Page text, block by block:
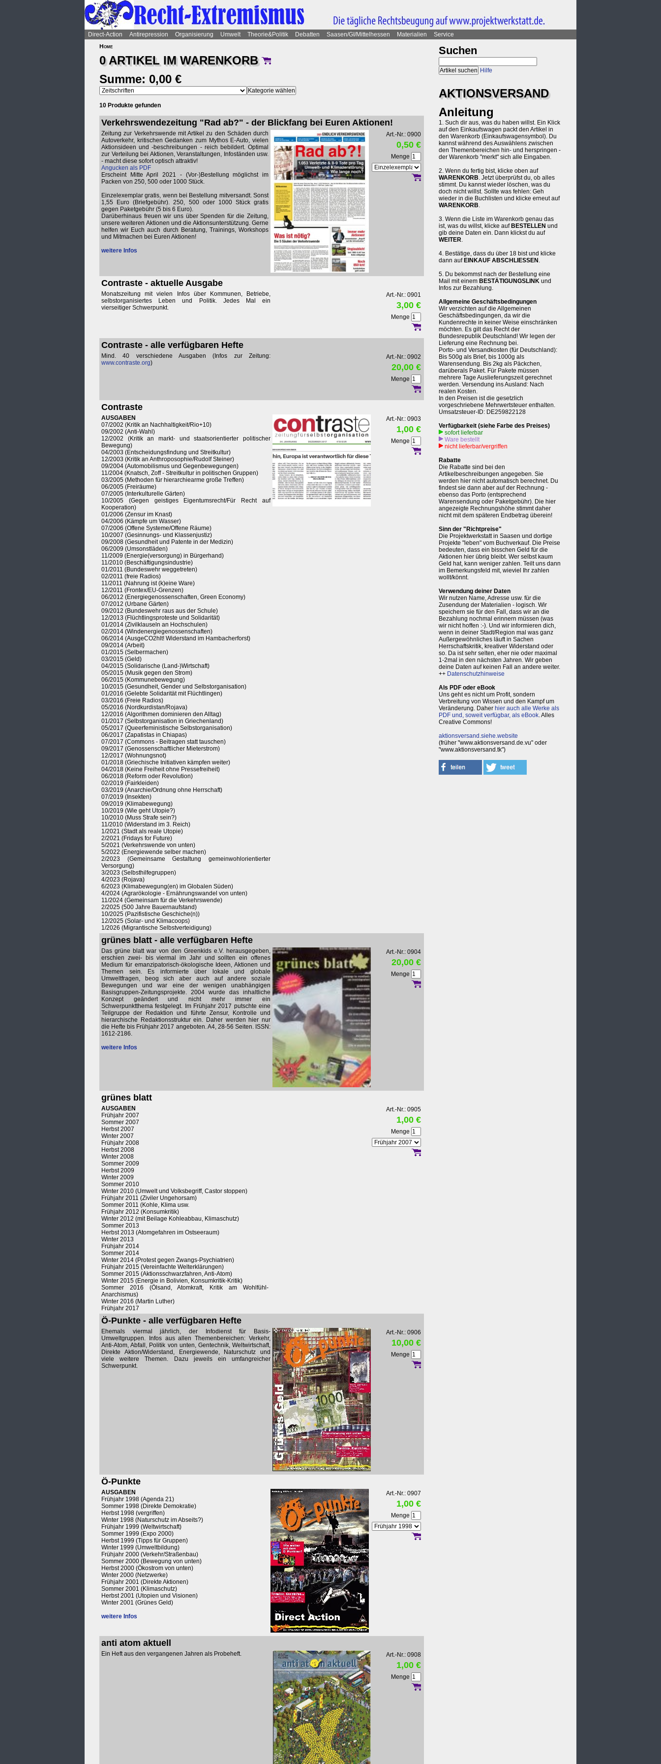
Direct-Action Antirepression Organisierung Umwelt Theorie&Politik Debatten Saasen/GI/Mittelhessen Materialien
Service
Home
0 ARTIKEL IMWARENKORB
Summe: 0,00 €
10 Produkte gefunden
Verkehrswendezeitung "Rad ab?" - der Blickfang bei Euren Aktionen!
Zeitung zur Verkehrswende mit Artikel zu den Schäden durch
Autoverkehr, kritischen Gedanken zum Mythos E-Auto, vielen
Aktionsideen und -beschreibungen - reich bebildert. Optimal
zur Verteilung bei Aktionen, Veranstaltungen, Infoständen usw.
- macht diese sofort optisch attraktiv!
Angucken als PDF
Erscheint Mitte April 2021 - (Vor-)Bestellung möglichst im
Packen von 250, 500 oder 1000 Stück.
Einzelexemplar gratis, wenn bei Bestellung mitversandt. Sonst
1,55 Euro (Briefgebühr). 250, 500 oder 1000 Stück gratis
gegen Paketgebühr (5 bis 6 Euro).
Darüberhinaus freuen wir uns über Spenden für die Zeitung,
unsere weiteren Aktionen und die Aktionsunterstützung. Gerne
helfen wir Euch auch durch Beratung, Trainings, Workshops
und Mitmachen bei Euren Aktionen!
weitere Infos
Art.-Nr.: 0900
0,50 €
Menge
Contraste - aktuelle Ausgabe
Monatszeitung mit vielen Infos über Kommunen, Betriebe,
selbstorganisiertes Leben und Politik. Jedes Mal ein
vierseitiger Schwerpunkt.
Art.-Nr.: 0901
3,00 €
Menge
Contraste - alle verfügbaren Hefte
Mind. 40 verschiedene Ausgaben (Infos zur Zeitung:
www.contraste.org)
Art.-Nr.: 0902
20,00 €
Menge
Contraste
AUSGABEN
07/2002 (Kritik an Nachhaltigkeit/Rio+10)
09/2002 (Anti-Wahl)
12/2002 (Kritik an markt- und staatsorientierter politischer
Bewegung)
04/2003 (Entscheidungsfindung und Streitkultur)
12/2003 (Kritik an Anthroposophie/Rudolf Steiner)
09/2004 (Automobilismus und Gegenbewegungen)
11/2004 (Knatsch, Zoff - Streitkultur in politischen Gruppen)
03/2005 (Methoden für hierarchiearme große Treffen)
06/2005 (Freiräume)
07/2005 (Interkulturelle Gärten)
10/2005 (Gegen geistiges Eigentumsrecht/Für Recht auf
Kooperation)
01/2006 (Zensur im Knast)
04/2006 (Kämpfe um Wasser)
07/2006 (Offene Systeme/Offene Räume)
10/2007 (Gesinnungs- und Klassenjustiz)
09/2008 (Gesundheit und Patente in der Medizin)
06/2009 (Umsonstläden)
11/2009 (Energie(versorgung) in Bürgerhand)
11/2010 (Beschäftigungsindustrie)
01/2011 (Bundeswehr weggetreten)
02/2011 (freie Radios)
11/2011 (Nahrung ist (k)eine Ware)
12/2011 (Frontex/EU-Grenzen)
06/2012 (Energiegenossenschaften, Green Economy)
07/2012 (Urbane Gärten)
09/2012 (Bundeswehr raus aus der Schule)
12/2013 (Flüchtlingsproteste und Solidarität)
01/2014 (Zivilklauseln an Hochschulen)
02/2014 (Windenergiegenossenschaften)
06/2014 (AusgeCO2hlt! Widerstand im Hambacherforst)
09/2014 (Arbeit)
01/2015 (Selbermachen)
03/2015 (Geld)
04/2015 (Solidarische (Land-)Wirtschaft)
05/2015 (Musik gegen den Strom)
06/2015 (Kommunebewegung)
10/2015 (Gesundheit, Gender und Selbstorganisation)
01/2016 (Gelebte Solidarität mit Flüchtlingen)
03/2016 (Freie Radios)
05/2016 (Nordkurdistan/Rojava)
12/2016 (Algorithmen dominieren den Alltag)
01/2017 (Selbstorganisation in Griechenland)
05/2017 (Queerfeministische Selbstorganisation)
06/2017 (Zapatistas in Chiapas)
07/2017 (Commons - Beitragen statt tauschen)
09/2017 (Genossenschaftlicher Mieterstrom)
12/2017 (Wohnungsnot)
01/2018 (Griechische Initiativen kämpfen weiter)
04/2018 (Keine Freiheit ohne Pressefreiheit)
06/2018 (Reform oder Revolution)
02/2019 (Fairkleiden)
03/2019 (Anarchie/Ordnung ohne Herrschaft)
07/2019 (Insekten)
09/2019 (Klimabewegung)
10/2019 (Wie geht Utopie?)
10/2010 (Muss Strafe sein?)
11/2010 (Widerstand im 3. Reich)
1/2021 (Stadt als reale Utopie)
2/2021 (Fridays for Future)
5/2021 (Verkehrswende von unten)
5/2022 (Energiewende selber machen)
2/2023 (Gemeinsame Gestaltung gemeinwohlorientierter
Versorgung)
3/2023 (Selbsthilfegruppen)
4/2023 (Rojava)
6/2023 (Klimabewegung(en) im Globalen Süden)
4/2024 (Agrarökologie - Ernährungswandel von unten)
11/2024 (Gemeinsam für die Verkehrswende)
2/2025 (500 Jahre Bauernaufstand)
10/2025 (Pazifistische Geschiche(n))
12/2025 (Solar- und Klimacoops)
1/2026 (Migrantische Selbstverteidigung)
Art.-Nr.: 0903
1,00 €
Menge
grünes blatt - alle verfügbaren Hefte
Das grüne blatt war von den Greenkids e.V. herausgegeben,
erschien zwei- bis viermal im Jahr und sollten ein offenes
Medium für emanzipatorisch-ökologische Ideen, Aktionen und
Themen sein. Es informierte über lokale und globale
Umweltfragen, beog sich aber auch auf andere soziale
Bewegungen und war eine der wenigen unabhängigen
Basisgruppen-Zeitungsprojekte. 2004 wurde das inhaltliche
Konzept geändert und nicht mehr immer ein
Schwerpunktthema festgelegt. Im Frühjahr 2017 putschte eine
Teilgruppe der Redaktion und führte Zensur, Kontrolle und
hierarchische Redaktionsstruktur ein. Daher werden hier nur
die Hefte bis Frühjahr 2017 angeboten. A4, 28-56 Seiten. ISSN:
1612-2186.
weitere Infos
Art.-Nr.: 0904
20,00 €
Menge
grünes blatt
AUSGABEN
Frühjahr 2007
Sommer 2007
Herbst 2007
Winter 2007
Frühjahr 2008
Herbst 2008
Winter 2008
Sommer 2009
Herbst 2009
Winter 2009
Sommer 2010
Winter 2010 (Umwelt und Volksbegriff, Castor stoppen)
Frühjahr 2011 (Ziviler Ungehorsam)
Sommer 2011 (Kohle, Klima usw.
Frühjahr 2012 (Konsumkritik)
Winter 2012 (mit Beilage Kohleabbau, Klimaschutz)
Sommer 2013
Herbst 2013 (Atomgefahren im Ostseeraum)
Winter 2013
Frühjahr 2014
Sommer 2014
Winter 2014 (Protest gegen Zwangs-Psychiatrien)
Frühjahr 2015 (Vereinfachte Welterklärungen)
Sommer 2015 (Aktionsschwarzfahren, Anti-Atom)
Winter 2015 (Energie in Bolivien, Konsumkritik-Kritik)
Sommer 2016 (Ölsand, Atomkraft, Kritik am Wohlfühl-
Anarchismus)
Winter 2016 (Martin Luther)
Frühjahr 2017
Art.-Nr.: 0905
1,00 €
Menge
Ö-Punkte - alle verfügbaren Hefte
Ehemals viermal jährlich, der Infodienst für Basis-
Umweltgruppen. Infos aus allen Themenbereichen: Verkehr,
Anti-Atom, Abfall, Politik von unten, Gentechnik, Weltwirtschaft,
Direkte Aktion/Widerstand, Energiewende, Naturschutz und
viele weitere Themen. Dazu jeweils ein umfangreicher
Schwerpunkt.
Art.-Nr.: 0906
10,00 €
Menge
Ö-Punkte
AUSGABEN
Frühjahr 1998 (Agenda 21)
Sommer 1998 (Direkte Demokratie)
Herbst 1998 (vergriffen)
Winter 1998 (Naturschutz im Abseits?)
Frühjahr 1999 (Weltwirtschaft)
Sommer 1999 (Expo 2000)
Herbst 1999 (Tipps für Gruppen)
Winter 1999 (Umweltbildung)
Frühjahr 2000 (Verkehr/Straßenbau)
Sommer 2000 (Bewegung von unten)
Herbst 2000 (Ökostrom von unten)
Winter 2000 (Netzwerke)
Frühjahr 2001 (Direkte Aktionen)
Sommer 2001 (Klimaschutz)
Herbst 2001 (Utopien und Visionen)
Winter 2001 (Grünes Geld)
weitere Infos
Art.-Nr.: 0907
1,00 €
Menge
anti atom aktuell
Ein Heft aus den vergangenen Jahren als Probeheft. Art.-Nr.: 0908
1,00 €
Menge
Suchen
Hilfe
AKTIONSVERSAND
Anleitung
1. Such dir aus, was du haben willst. Ein Klick
auf den Einkaufswagen packt den Artikel in
den Warenkorb (Einkaufswagensymbol). Du
kannst während des Auswählens zwischen
den Themenbereichen hin- und herspringen -
der Warenkorb "merkt" sich alle Eingaben.
2. Wenn du fertig bist, klicke oben auf
WARENKORB. Jetzt überprüfst du, ob alles
stimmt. Du kannst wieder löschen, was du
doch nicht willst. Sollte was fehlen: Geh
wieder in die Buchlisten und klicke erneut auf
WARENKORB.
3. Wenn die Liste im Warenkorb genau das
ist, was du willst, klicke auf BESTELLEN und
gib deine Daten ein. Dann klickst du auf
WEITER.
4. Bestätige, dass du über 18 bist und klicke
dann auf EINKAUF ABSCHLIESSEN .
5. Du bekommst nach der Bestellung eine
Mail mit einem BESTÄTIGUNGSLINK und
Infos zur Bezahlung.
Allgemeine Geschäftsbedingungen
Wir verzichten auf die Allgemeinen
Geschäftsbedingungen, da wir die
Kundenrechte in keiner Weise einschränken
möchten. Es gilt das Recht der
Bundesrepublik Deutschland! Wir legen der
Lieferung eine Rechnung bei.
Porto- und Versandkosten (für Deutschland):
Bis 500g als Brief, bis 1000g als
Warensendung. Bis 2kg als Päckchen,
darüberals Paket. Für Pakete müssen
mehrere Tage Auslieferungszeit gerechnet
werden. Versendung ins Ausland: Nach
realen Kosten.
In den Preisen ist die gesetzlich
vorgeschriebene Mehrwertsteuer enthalten.
Umsatzsteuer-ID: DE259822128
Verfügbarkeit (siehe Farbe des Preises)
sofort lieferbar
Ware bestellt
nicht lieferbar/vergriffen
Rabatte
Die Rabatte sind bei den
Artikelbeschreibungen angegeben. Sie
werden hier nicht automatisch berechnet. Du
findest sie dann aber auf der Rechnung -
ebenso das Porto (entsprechend
Warensendung oder Paketgebühr). Die hier
angezeigte Rechnungshöhe stimmt daher
nicht mit dem späteren Endbetrag überein!
Sinn der "Richtpreise"
Die Projektwerkstatt in Saasen und dortige
Projekte "leben" vom Buchverkauf. Die Preise
bedeuten, dass ein bisschen Geld für die
Aktionen hier übrig bleibt. Wer selbst kaum
Geld hat, kann weniger zahlen. Teilt uns dann
im Bemerkungsfeld mit, wieviel Ihr zahlen
wollt/könnt.
Verwendung deiner Daten
Wir nutzen Name, Adresse usw. für die
Zusendung der Materialien - logisch. Wir
speichern sie für den Fall, dass wir an die
Bezahlung nochmal erinnern müssen (was
wir nicht hoffen :-). Und wir informieren dich,
wenn in deiner Stadt/Region mal was ganz
Außergewöhnliches läuft in Sachen
Herrschaftskritik, kreativer Widerstand oder
so. Da ist sehr selten, eher nie oder maximal
1-2mal in den nächsten Jahren. Wir geben
deine Daten auf keinen Fall an andere weiter.
++ Datenschutzhinweise
Als PDF oder eBook
Uns geht es nicht um Profit, sondern
Verbreitung von Wissen und den Kampf um
Veränderung. Daher hier auch alle Werke als
PDF und, soweit verfügbar, als eBook. Alles
Creative Commons!
aktionsversand.siehe.website
(früher "www.aktionsversand.de.vu" oder
"www.aktionsversand.tk")